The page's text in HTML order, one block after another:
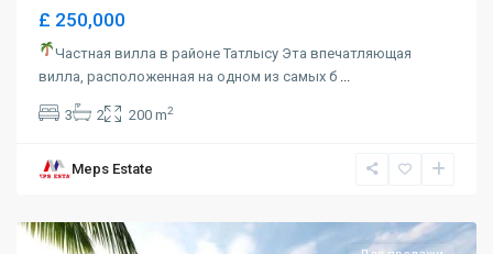
£ 250,000
Частная вилла в районе Татлысу Эта впечатляющая
вилла, расположенная на одном из самых б ...
3 2 200 m2
Meps Estate
Alsancak,